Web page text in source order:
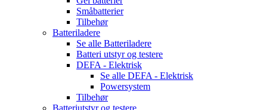
Småbatterier
Tilbehør
Batteriladere
Se alle Batteriladere
Batteri utstyr og testere
DEFA - Elektrisk
Se alle DEFA - Elektrisk
Powersystem
Tilbehør
Batteriutstyr og testere